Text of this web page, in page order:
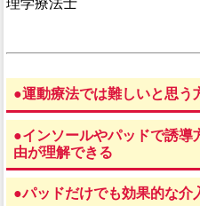
理学療法士
●運動療法では難しいと思う
●インソールやパッドで誘導
由が理解できる
●パッドだけでも効果的な介